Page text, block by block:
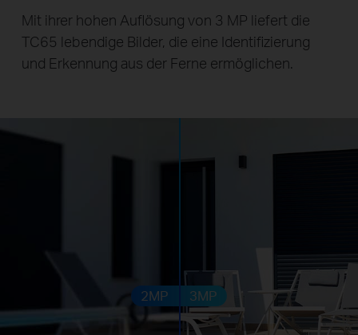
Mit ihrer hohen Auflösung von 3 MP liefert die
TC65 lebendige Bilder, die eine Identifizierung
und Erkennung aus der Ferne ermöglichen.
2MP 3MP